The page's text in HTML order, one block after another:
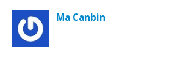
Ma Canbin